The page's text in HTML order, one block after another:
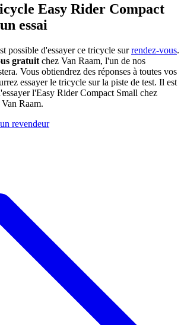
Easy Rider Compact
essai
possible d'essayer ce tricycle surrendez-vous.
gratuit chez Van Raam, l'un de nos
Vous obtiendrez des réponses à toutes vos
essayer le tricycle sur la piste de test. Il est
l'Easy Rider Compact Small chez
Raam.
revendeur